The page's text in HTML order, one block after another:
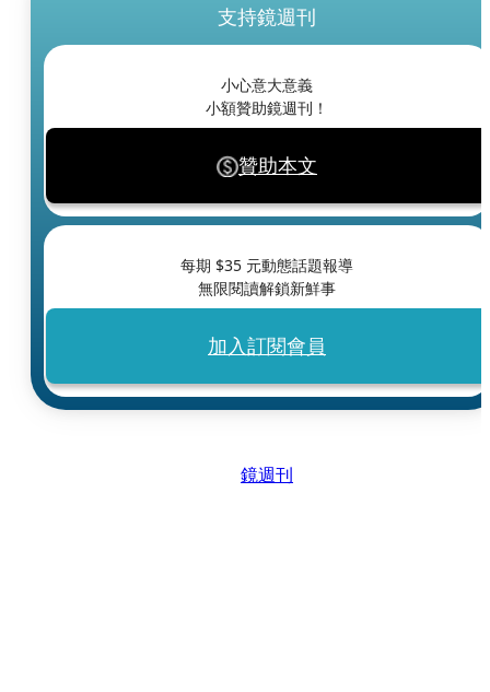
支持鏡週刊
小心意大意義
小額贊助鏡週刊！
贊助本文
每期 $35 元動態話題報導
無限閱讀解鎖新鮮事
加入訂閱會員
鏡週刊